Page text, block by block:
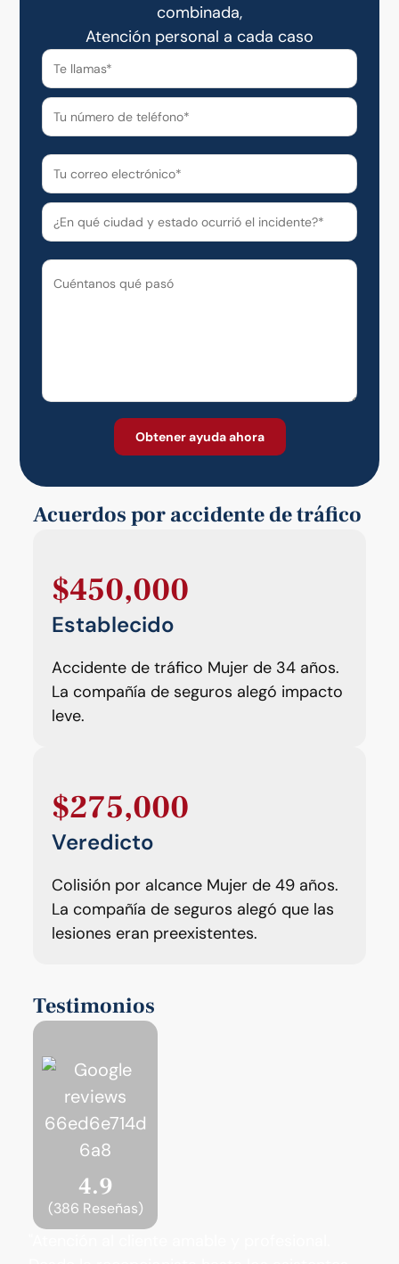
combinada,
Atención personal a cada caso
Acuerdos por accidente de tráfico
$450,000
Establecido
Accidente de tráfico Mujer de 34 años.
La compañía de seguros alegó impacto
leve.
$275,000
Veredicto
Colisión por alcance Mujer de 49 años.
La compañía de seguros alegó que las
lesiones eran preexistentes.
Testimonios
4.9
(386 Reseñas)